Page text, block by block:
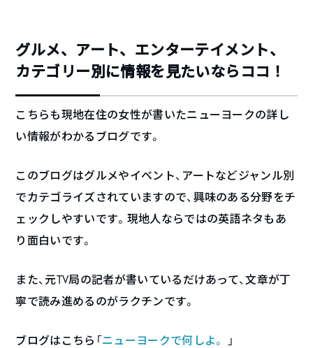
グルメ、アート、エンターテイメント、
カテゴリー別に情報を見たいならココ！
こちらも現地在住の女性が書いたニューヨークの詳し
い情報がわかるブログです。
このブログはグルメやイベント、アートなどジャンル別
でカテゴライズされていますので、興味のある分野をチ
ェックしやすいです。現地人ならではの英語ネタもあ
り面白いです。
また、元TV局の記者が書いているだけあって、文章が丁
寧で読み進めるのがラクチンです。
ブログはこちら「ニューヨークで何しよ。 」